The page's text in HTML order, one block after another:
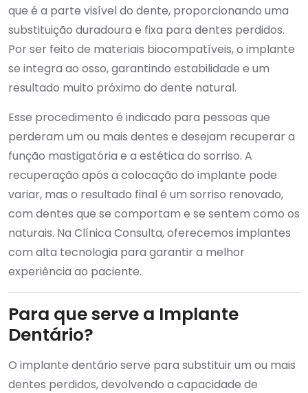
que é a parte visível do dente, proporcionando uma
substituição duradoura e fixa para dentes perdidos.
Por ser feito de materiais biocompatíveis, o implante
se integra ao osso, garantindo estabilidade e um
resultado muito próximo do dente natural.
Esse procedimento é indicado para pessoas que
perderam um ou mais dentes e desejam recuperar a
função mastigatória e a estética do sorriso. A
recuperação após a colocação do implante pode
variar, mas o resultado final é um sorriso renovado,
com dentes que se comportam e se sentem como os
naturais. Na Clínica Consulta, oferecemos implantes
com alta tecnologia para garantir a melhor
experiência ao paciente.
Para que serve a Implante
Dentário?
O implante dentário serve para substituir um ou mais
dentes perdidos, devolvendo a capacidade de